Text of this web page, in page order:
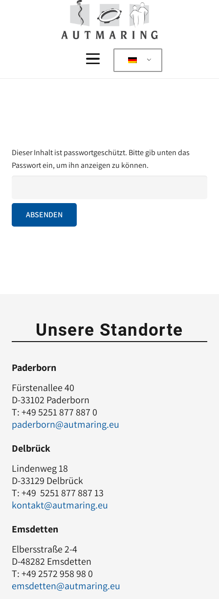
Dieser Inhalt ist passwortgeschützt. Bitte gib unten das
Passwort ein, um ihn anzeigen zu können.
Unsere Standorte
Paderborn
Fürstenallee 40
D-33102 Paderborn
T: +49 5251 877 887 0
paderborn@autmaring.eu
Delbrück
Lindenweg 18
D-33129 Delbrück
T: +49 5251 877 887 13
kontakt@autmaring.eu
Emsdetten
Elbersstraße 2-4
D-48282 Emsdetten
T: +49 2572 958 98 0
emsdetten@autmaring.eu